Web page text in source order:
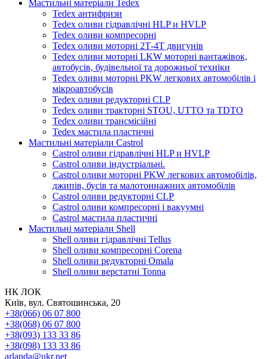
Мастильні матеріали Tedex
Tedex антифризи
Tedex оливи гідравлічні HLP и HVLP
Tedex оливи компресорні
Tedex оливи моторні 2Т-4Т двигунів
Tedex оливи моторні LKW моторні вантажівок,
автобусів, будівельної та дорожньої техніки
Tedex оливи моторні PKW легкових автомобілів і
мікроавтобусів
Tedex оливи редукторні CLP
Tedex оливи тракторні STOU, UTTO та TDTO
Tedex оливи трансмісійні
Tedex мастила пластичні
Мастильні матеріали Castrol
Castrol оливи гідравлічні HLP и HVLP
Castrol оливи індустріальні.
Castrol оливи моторні PKW легкових автомобілів,
джипів, бусів та малотоннажних автомобілів
Castrol оливи редукторні CLP
Castrol оливи компресорні і вакуумні
Castrol мастила пластичні
Мастильні матеріали Shell
Shell оливи гідравлічні Tellus
Shell оливи компресорні Corena
Shell оливи редукторні Omala
Shell оливи верстатні Tonna
НК ЛОК
Київ, вул. Святошинська, 20
+38(066) 06 07 800
+38(068) 06 07 800
+38(093) 133 33 86
+38(098) 133 33 86
arlanda@ukr.net